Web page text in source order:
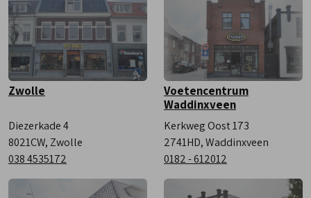
Zaterdag
9:00 - 17:00
Zwolle
Diezerkade 4
8021CW, Zwolle
038 4535172
Voetencentrum
Waddinxveen
Kerkweg Oost 173
2741HD, Waddinxveen
0182 - 612012